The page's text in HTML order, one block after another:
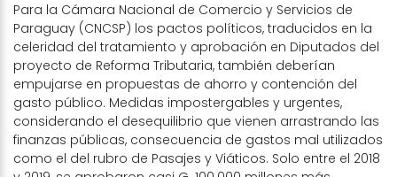
Para la Cámara Nacional de Comercio y Servicios de
Paraguay (CNCSP) los pactos políticos, traducidos en la
celeridad del tratamiento y aprobación en Diputados del
proyecto de Reforma Tributaria, también deberían
empujarse en propuestas de ahorro y contención del
gasto público. Medidas impostergables y urgentes,
considerando el desequilibrio que vienen arrastrando las
finanzas públicas, consecuencia de gastos mal utilizados
como el del rubro de Pasajes y Viáticos. Solo entre el 2018